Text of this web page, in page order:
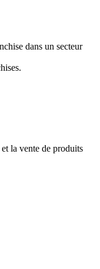
dans un secteur
la vente de produits